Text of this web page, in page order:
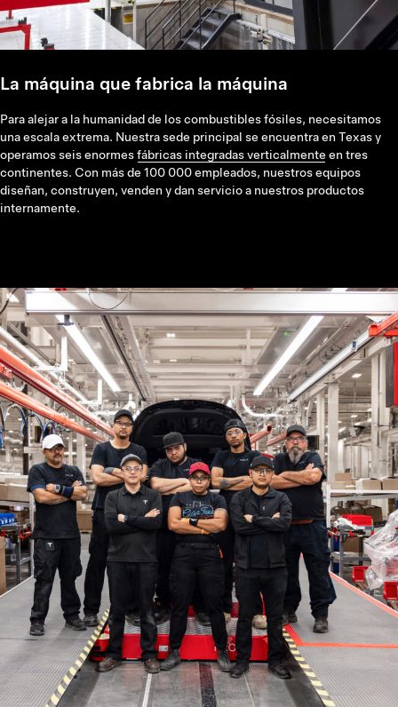
Para alejar a la humanidad de los combustibles fósiles, necesitamos
una escala extrema. Nuestra sede principal se encuentra en Texas y
operamos seis enormesfábricas integradas verticalmenteen tres
continentes. Con más de 100 000 empleados, nuestros equipos
diseñan, construyen, venden y dan servicio a nuestros productos
internamente.
La máquina que fabrica la máquina